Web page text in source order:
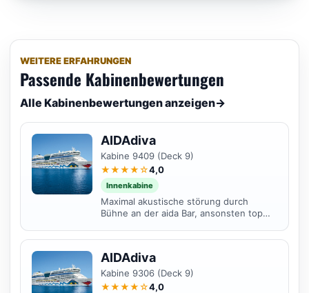
WEITERE ERFAHRUNGEN
Passende Kabinenbewertungen
Alle Kabinenbewertungen anzeigen→
AIDAdiva
Kabine 9409 (Deck 9)
★★★★☆4,0
Innenkabine
Maximal akustische störung durch
Bühne an der aida Bar, ansonsten top
AIDAdiva
Kabine 9306 (Deck 9)
★★★★☆4,0